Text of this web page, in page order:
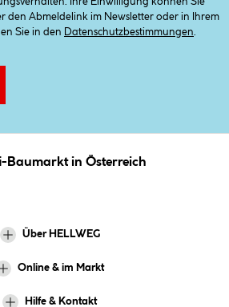
den Abmeldelink im Newsletter oder in Ihrem
Sie in den
Datenschutzbestimmungen
Baumarkt in Österreich
Über HELLWEG
Online & im Markt
Hilfe & Kontakt